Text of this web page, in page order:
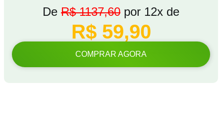
De R$ 1137,60 por 12x de
R$ 59,90
COMPRAR AGORA